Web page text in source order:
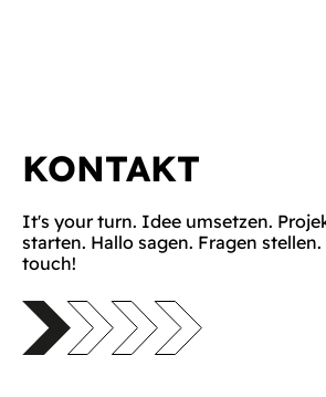
KONTAKT
It's your turn. Idee umsetzen.
starten. Hallo sagen. Fragen stellen.
touch!